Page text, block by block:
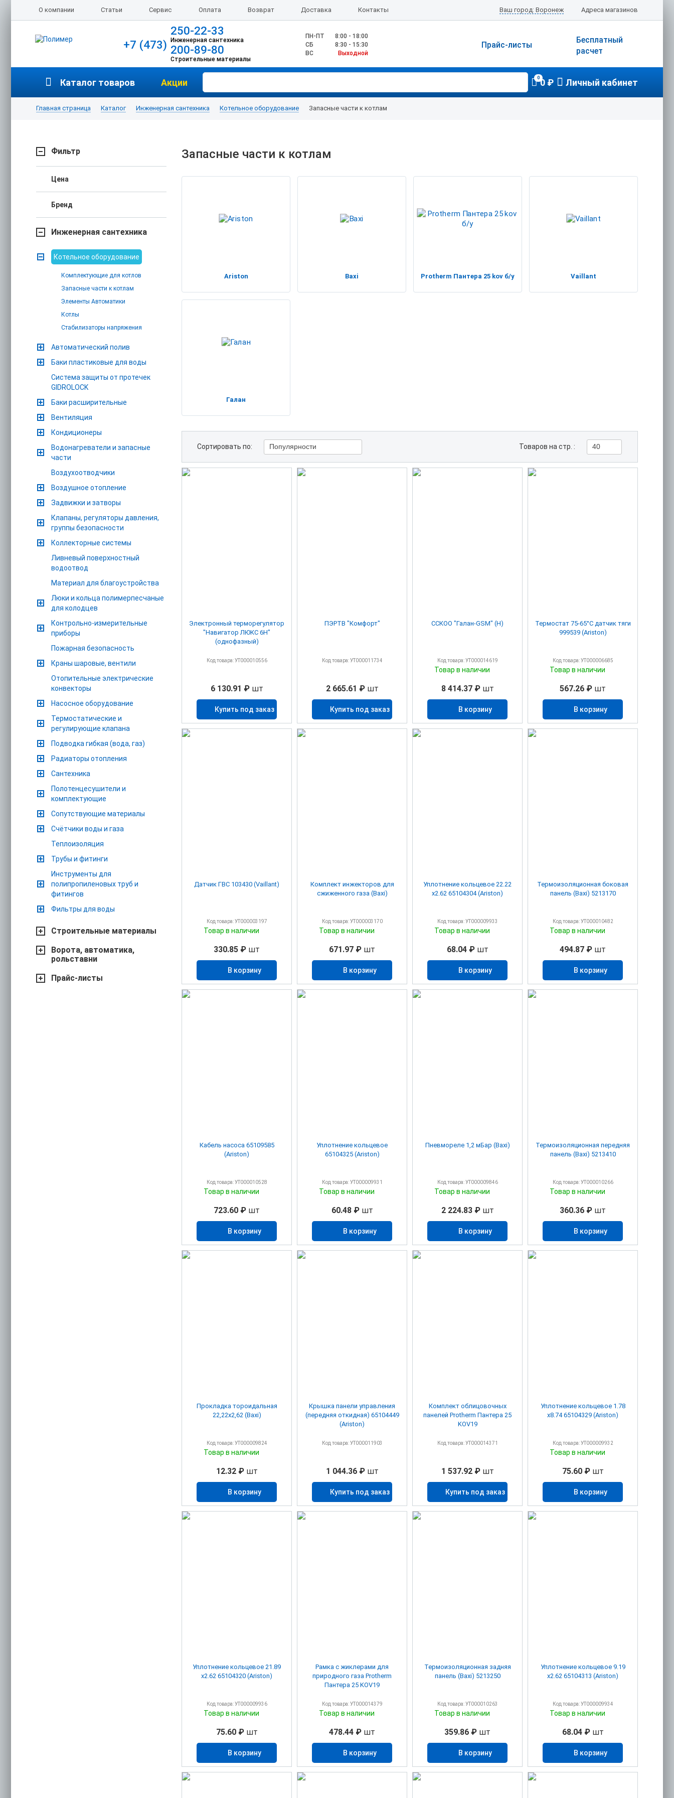
О компании Статьи Сервис Оплата Возврат Доставка Контакты Адреса магазинов
Ваш город: Воронеж
+7 (473)
250-22-33
Инженерная сантехника
200-89-80
Строительные материалы
ПН-ПТ
8:00 - 18:00
CБ
8:30 - 15:30
ВС
Выходной
Бесплатный
расчет
Прайс-листы
Каталог товаров Акции 00 ₽ Личный кабинет
Главная страница Каталог Инженерная сантехника Котельное оборудование Запасные части к котлам
Фильтр
Цена
Бренд
Инженерная сантехника
Котельное оборудование
Комплектующие для котлов
Запасные части к котлам
Элементы Автоматики
Котлы
Стабилизаторы напряжения
Автоматический полив
Баки пластиковые для воды
Система защиты от протечек
GIDROLOCK
Баки расширительные
Вентиляция
Кондиционеры
Водонагреватели и запасные
части
Воздухоотводчики
Воздушное отопление
Задвижки и затворы
Клапаны, регуляторы давления,
группы безопасности
Коллекторные системы
Ливневый поверхностный
водоотвод
Материал для благоустройства
Люки и кольца полимерпесчаные
для колодцев
Контрольно-измерительные
приборы
Пожарная безопасность
Краны шаровые, вентили
Отопительные электрические
конвекторы
Насосное оборудование
Термостатические и
регулирующие клапана
Подводка гибкая (вода, газ)
Радиаторы отопления
Сантехника
Полотенцесушители и
комплектующие
Сопутствующие материалы
Счётчики воды и газа
Теплоизоляция
Трубы и фитинги
Инструменты для
полипропиленовых труб и
фитингов
Фильтры для воды
Строительные материалы
Ворота, автоматика,
рольставни
Прайс-листы
Запасные части к котлам
Ariston Baxi Protherm Пантера 25 kov б/у Vaillant
Галан
Сортировать по: Популярности Товаров на стр. : 40
Электронный терморегулятор
"Навигатор ЛЮКС 6Н"
(однофазный)
Код товара: УТ000010556
6 130.91 ₽шт
Купить под заказ
ПЭРТВ "Комфорт"
Код товара: УТ000011734
2 665.61 ₽шт
Купить под заказ
ССКОО "Галан-GSM" (Н)
Код товара: УТ000014619
Товар в наличии
8 414.37 ₽шт
В корзину
Термостат 75-65°C датчик тяги
999539 (Ariston)
Код товара: УТ000006685
Товар в наличии
567.26 ₽ шт
В корзину
Датчик ГВС 103430 (Vaillant)
Код товара: УТ000003197
Товар в наличии
330.85 ₽ шт
В корзину
Комплект инжекторов для
сжиженного газа (Baxi)
Код товара: УТ000003170
Товар в наличии
671.97 ₽ шт
В корзину
Уплотнение кольцевое 22.22
х2.62 65104304 (Ariston)
Код товара: УТ000009933
Товар в наличии
68.04 ₽шт
В корзину
Термоизоляционная боковая
панель (Baxi) 5213170
Код товара: УТ000010482
Товар в наличии
494.87 ₽ шт
В корзину
Кабель насоса 65109585
(Ariston)
Код товара: УТ000010528
Товар в наличии
723.60 ₽ шт
В корзину
Уплотнение кольцевое
65104325 (Ariston)
Код товара: УТ000009931
Товар в наличии
60.48 ₽шт
В корзину
Пневмореле 1,2 мБар (Baxi)
Код товара: УТ000009846
Товар в наличии
2 224.83 ₽шт
В корзину
Термоизоляционная передняя
панель (Baxi) 5213410
Код товара: УТ000010266
Товар в наличии
360.36 ₽ шт
В корзину
Прокладка тороидальная
22,22х2,62 (Baxi)
Код товара: УТ000009824
Товар в наличии
12.32 ₽шт
В корзину
Крышка панели управления
(передняя откидная) 65104449
(Ariston)
Код товара: УТ000011903
1 044.36 ₽шт
Купить под заказ
Комплект облицовочных
панелей Protherm Пантера 25
KOV19
Код товара: УТ000014371
1 537.92 ₽шт
Купить под заказ
Уплотнение кольцевое 1.78
х8.74 65104329 (Ariston)
Код товара: УТ000009932
Товар в наличии
75.60 ₽шт
В корзину
Уплотнение кольцевое 21.89
х2.62 65104320 (Ariston)
Код товара: УТ000009936
Товар в наличии
75.60 ₽шт
В корзину
Рамка с жиклерами для
природного газа Protherm
Пантера 25 KOV19
Код товара: УТ000014379
Товар в наличии
478.44 ₽ шт
В корзину
Термоизоляционная задняя
панель (Baxi) 5213250
Код товара: УТ000010263
Товар в наличии
359.86 ₽ шт
В корзину
Уплотнение кольцевое 9.19
х2.62 65104313 (Ariston)
Код товара: УТ000009934
Товар в наличии
68.04 ₽шт
В корзину